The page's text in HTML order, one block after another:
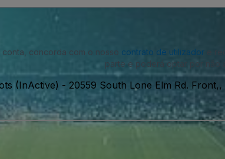
concorda com o nosso contrato de utilizador
parte e poderá optar por não
(InActive) - 20559 South Lone Elm Rd.